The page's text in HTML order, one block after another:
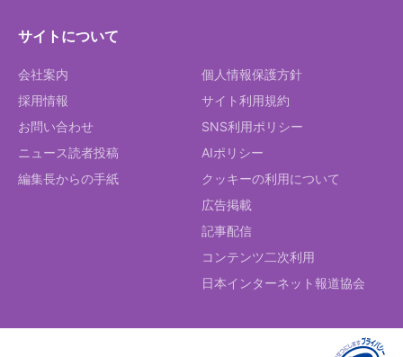
サイトについて
会社案内
採用情報
お問い合わせ
ニュース読者投稿
編集長からの手紙
個人情報保護方針
サイト利用規約
SNS利用ポリシー
AIポリシー
クッキーの利用について
広告掲載
記事配信
コンテンツ二次利用
日本インターネット報道協会